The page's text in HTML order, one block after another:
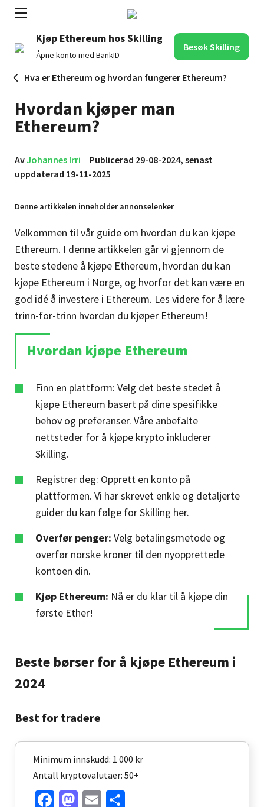
Kjøp Ethereum hos Skilling
Åpne konto med BankID
Besøk Skilling
Hva er Ethereum og hvordan fungerer Ethereum?
Hvordan kjøper man
Ethereum?
AvJohannes Irri
Publicerad 29-08-2024, senast
uppdaterad 19-11-2025
Denne artikkelen inneholder annonselenker
Velkommen til vår guide om hvordan du kan kjøpe
Ethereum. I denne artikkelen går vi gjennom de
beste stedene å kjøpe Ethereum, hvordan du kan
kjøpe Ethereum i Norge, og hvorfor det kan være en
god idé å investere i Ethereum. Les videre for å lære
trinn-for-trinn hvordan du kjøper Ethereum!
Hvordan kjøpe Ethereum
Finn en plattform: Velg det beste stedet å
kjøpe Ethereum basert på dine spesifikke
behov og preferanser. Våre anbefalte
nettsteder for å kjøpe krypto inkluderer
Skilling.
Registrer deg: Opprett en konto på
plattformen. Vi har skrevet enkle og detaljerte
guider du kan følge for Skilling her.
Overfør penger: Velg betalingsmetode og
overfør norske kroner til den nyopprettede
kontoen din.
Kjøp Ethereum: Nå er du klar til å kjøpe din
første Ether!
Beste børser for å kjøpe Ethereum i
2024
Best for tradere
Minimum innskudd: 1 000 kr
Antall kryptovalutaer: 50+
Facebook
Mastodon
Email